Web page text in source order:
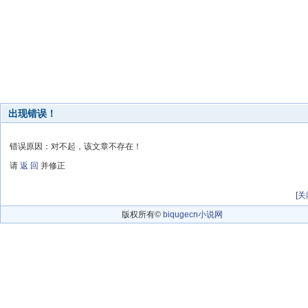
出现错误！
错误原因：对不起，该文章不存在！
请 返 回 并修正
[关
版权所有© biqugecn小说网